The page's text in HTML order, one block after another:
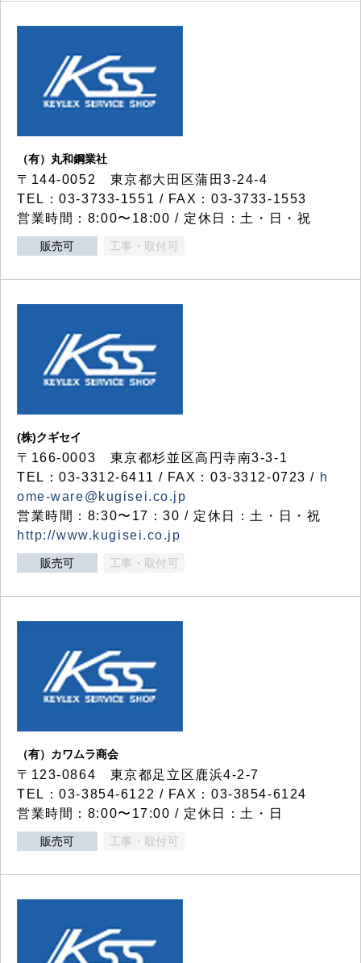
（有）丸和鋼業社
〒144-0052 東京都大田区蒲田3-24-4
TEL：03-3733-1551 / FAX：03-3733-1553
営業時間：8:00〜18:00 / 定休日：土・日・祝
販売可 工事・取付可
(株)クギセイ
〒166-0003 東京都杉並区高円寺南3-3-1
TEL：03-3312-6411 / FAX：03-3312-0723 / h
ome-ware@kugisei.co.jp
営業時間：8:30〜17：30 / 定休日：土・日・祝
http://www.kugisei.co.jp
販売可 工事・取付可
（有）カワムラ商会
〒123-0864 東京都足立区鹿浜4-2-7
TEL：03-3854-6122 / FAX：03-3854-6124
営業時間：8:00〜17:00 / 定休日：土・日
販売可 工事・取付可